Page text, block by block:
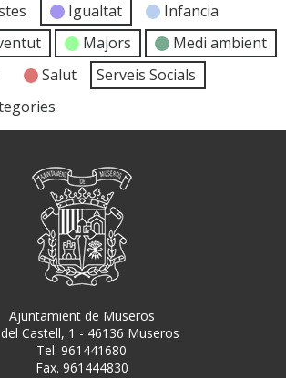
Igualtat
Infancia
Majors
Medi ambient
Salut
Serveis Socials
Ajuntamient de Museros
del Castell, 1 - 46136 Museros
Tel. 961441680
Fax. 961444830